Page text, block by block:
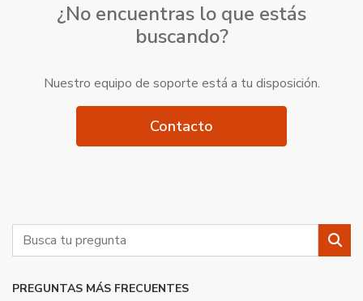
¿No encuentras lo que estás
buscando?
Nuestro equipo de soporte está a tu disposición.
Contacto
Buscar
PREGUNTAS MÁS FRECUENTES